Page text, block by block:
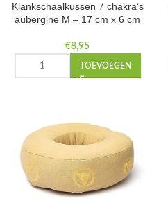
Klankschaalkussen 7 chakra’s
aubergine M – 17 cm x 6 cm
€8,95
TOEVOEGEN